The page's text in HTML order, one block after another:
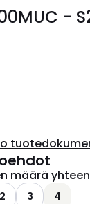
-
määrä
olevat
2 3 4